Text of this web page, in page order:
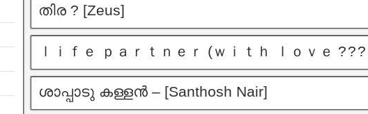
തിര ? [Zeus]
ｌｉｆｅ ｐａｒｔｎｅｒ (ｗｉｔｈ ｌｏｖｅ ? ? ?
ശാപ്പാടു കള്ളൻ – [Santhosh Nair]